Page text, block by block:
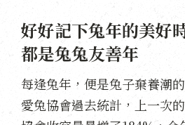
好好記下兔年的美好
都是兔兔友善年
每逢兔年，便是兔子棄養潮
愛兔協會過去統計，上一次